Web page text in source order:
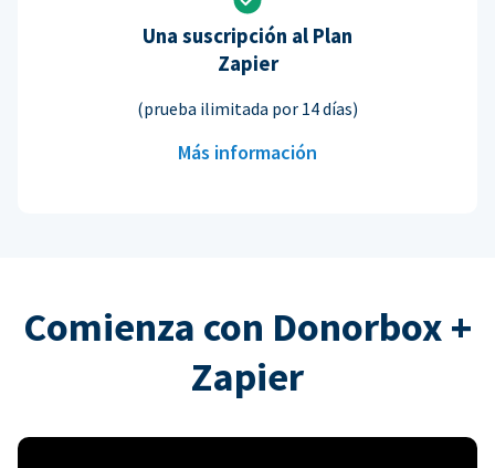
Una suscripción al Plan
Zapier
(prueba ilimitada por 14 días)
Más información
Comienza con Donorbox +
Zapier